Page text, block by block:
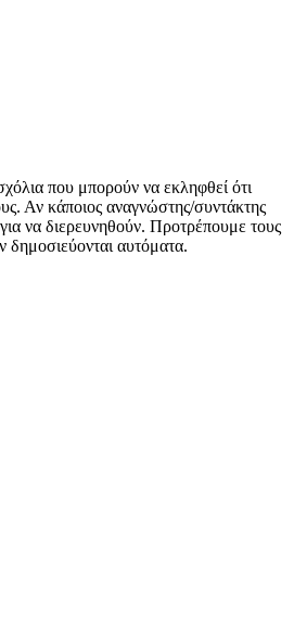
που μπορούν να εκληφθεί ότι
Αν κάποιος αναγνώστης/συντάκτης
να διερευνηθούν. Προτρέπουμε τους
αυτόματα.